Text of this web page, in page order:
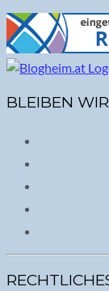
BLEIBEN